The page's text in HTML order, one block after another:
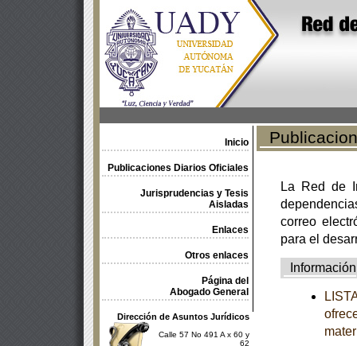
Inicio
Publicaciones Diarios Oficiales
Jurisprudencias y Tesis
Aisladas
Enlaces
Otros enlaces
Página del
Abogado General
Dirección de Asuntos Jurídicos
Calle 57 No 491 A x 60 y
62
La Red de
correo
para el
Información